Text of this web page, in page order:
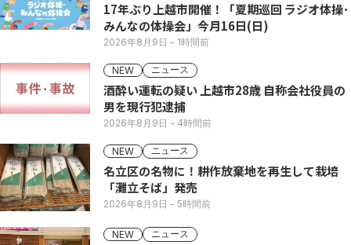
17年ぶり上越市開催！「夏期巡回 ラジオ体操･
みんなの体操会」今月16日(日)
2026年8月9日 - 1時間前
NEW ニュース
酒酔い運転の疑い 上越市28歳 自称会社役員の
男を現行犯逮捕
2026年8月9日 - 4時間前
NEW ニュース
名立区の名物に！耕作放棄地を再生して栽培
「灘立そば」発売
2026年8月9日 - 5時間前
NEW ニュース